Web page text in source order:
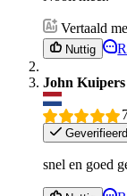
Vertaald
Nuttig
John Kuipers
Geverifieerd
snel en goed